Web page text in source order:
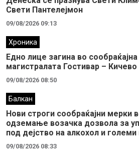
Свети Пантелејмон
09/08/2026 09:13
Хроника
Едно лице загина во
магистралата Гостивар – Кичево
09/08/2026 08:50
Балкан
Нови строги сообраќајни мерки
одземање возачка дозвола за
под дејство на алкохол и големи
09/08/2026 08:33